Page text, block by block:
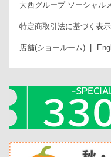
大西グループ ソーシャル
特定商取引法に基づく表示
店舗(ショールーム)